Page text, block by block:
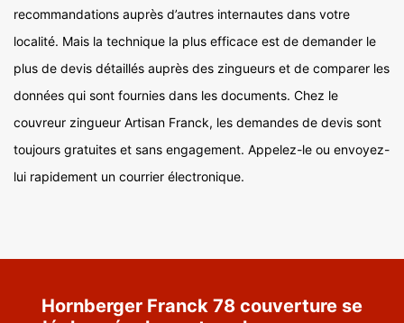
recommandations auprès d’autres internautes dans votre
localité. Mais la technique la plus efficace est de demander le
plus de devis détaillés auprès des zingueurs et de comparer les
données qui sont fournies dans les documents. Chez le
couvreur zingueur Artisan Franck, les demandes de devis sont
toujours gratuites et sans engagement. Appelez-le ou envoyez-
lui rapidement un courrier électronique.
Hornberger Franck 78 couverture se